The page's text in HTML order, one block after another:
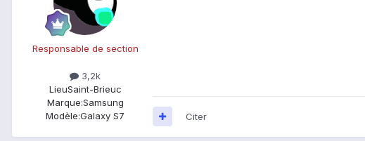
Responsable de section
3,2k
LieuSaint-Brieuc
Marque:Samsung
Modèle:Galaxy S7 Citer